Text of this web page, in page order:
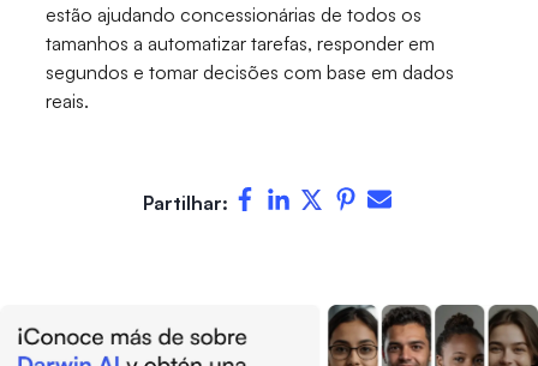
estão ajudando concessionárias de todos os
tamanhos a automatizar tarefas, responder em
segundos e tomar decisões com base em dados
reais.
Partilhar: